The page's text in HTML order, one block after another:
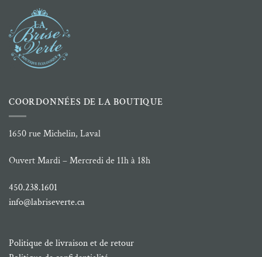
COORDONNÉES DE LA BOUTIQUE
1650 rue Michelin, Laval
Ouvert Mardi – Mercredi de 11h à 18h
450.238.1601
info@labriseverte.ca
Politique de livraison et de retour